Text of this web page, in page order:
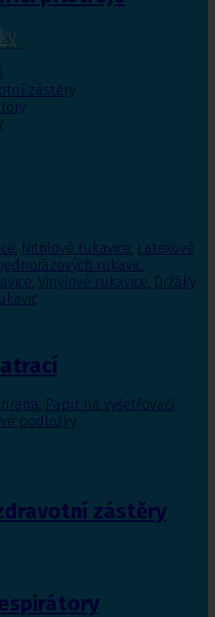
zástěry
, Nitrilové rukavice, Latexové
jednorázových rukavic,
, Vinylové rukavice, Držáky
, Papír na vyšetřovací
podložky
zástěry